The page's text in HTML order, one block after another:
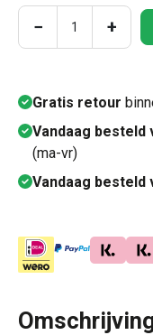
− +
Gratis retour
Vandaag besteld
(ma-vr)
Vandaag besteld